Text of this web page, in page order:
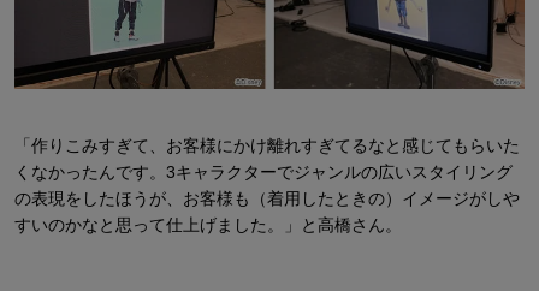
「作りこみすぎて、お客様にかけ離れすぎてるなと感じてもらいた
くなかったんです。3キャラクターでジャンルの広いスタイリング
の表現をしたほうが、お客様も（着用したときの）イメージがしや
すいのかなと思って仕上げました。」と高橋さん。